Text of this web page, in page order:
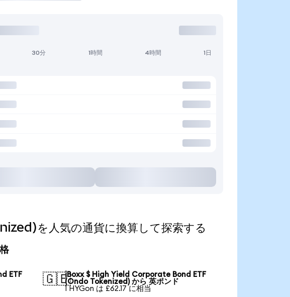
30分 1時間 4時間 1日
を人気の通貨に換算して探索する
ETF
🇬🇧iBoxx $ High Yield Corporate Bond ETF
(Ondo Tokenized) から 英ポンド
1 HYGon は £62.17 に相当